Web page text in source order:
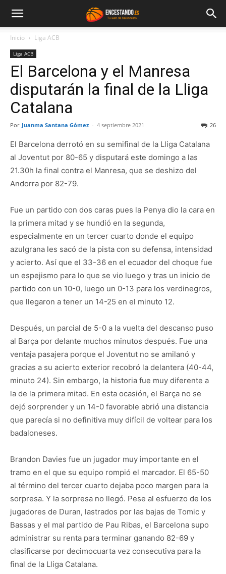
Inicio Liga ACB
Liga ACB
El Barcelona y el Manresa
disputarán la final de la Lliga
Catalana
Por Juanma Santana Gómez - 4 septiembre 2021 26
El Barcelona derrotó en su semifinal de la Lliga Catalana
al Joventut por 80-65 y disputará este domingo a las
21.30h la final contra el Manresa, que se deshizo del
Andorra por 82-79.
Fue un partido con dos caras pues la Penya dio la cara en
la primera mitad y se hundió en la segunda,
especialmente en un tercer cuarto donde el equipo
azulgrana les sacó de la pista con su defensa, intensidad
y acierto. Así que el 33-36 en el ecuador del choque fue
un espejismo para lo que se vio luego y tras un inicio de
partido con un 10-0, luego un 0-13 para los verdinegros,
que llegaron a tener un 14-25 en el minuto 12.
Después, un parcial de 5-0 a la vuelta del descanso puso
al Barça por delante muchos minutos después. Fue una
ventaja pasajera porque el Joventut no se amilanó y
gracias a su acierto exterior recobró la delantera (40-44,
minuto 24). Sin embargo, la historia fue muy diferente a
la de la primera mitad. En esta ocasión, el Barça no se
dejó sorprender y un 14-0 favorable abrió una distancia
que parecía si no definitiva muy difícil de voltear para los
badaloneses.
Brandon Davies fue un jugador muy importante en el
tramo en el que su equipo rompió el marcador. El 65-50
al término del tercer cuarto dejaba poco margen para la
sorpresa. Y la sorpresa no llegó. Pese al esfuerzo de los
jugadores de Duran, lastrados por las bajas de Tomic y
Bassas y el mal partido de Pau Ribas, el Barcelona supo
administrar su renta para terminar ganando 82-69 y
clasificarse por decimocuarta vez consecutiva para la
final de la Lliga Catalana.